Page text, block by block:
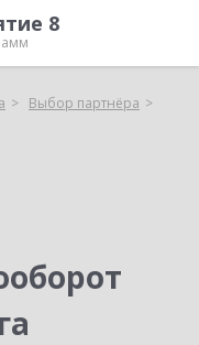
8
Выбор партнёра